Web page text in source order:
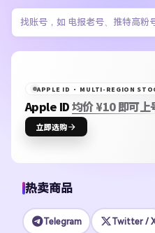
APPLE ID · MULTI-REGION
Apple ID均价 ¥10 即可上
立即选购
热卖商品
Telegram Twitter /